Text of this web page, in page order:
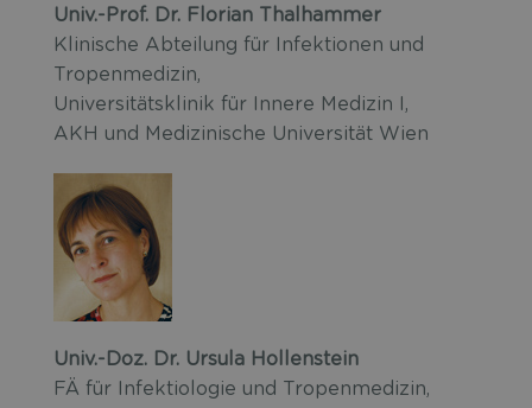
Univ.-Prof. Dr. Florian Thalhammer
Klinische Abteilung für Infektionen und
Tropenmedizin,
Universitätsklinik für Innere Medizin I,
AKH und Medizinische Universität Wien
Univ.-Doz. Dr. Ursula Hollenstein
FÄ für Infektiologie und Tropenmedizin,